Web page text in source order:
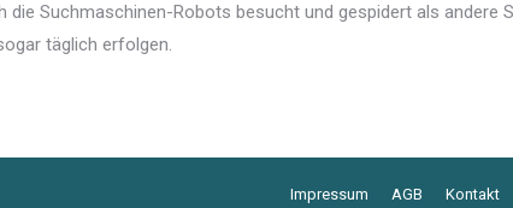
Suchmaschinen-Robots besucht und gespidert als andere
täglich erfolgen.
Impressum AGB Kontakt